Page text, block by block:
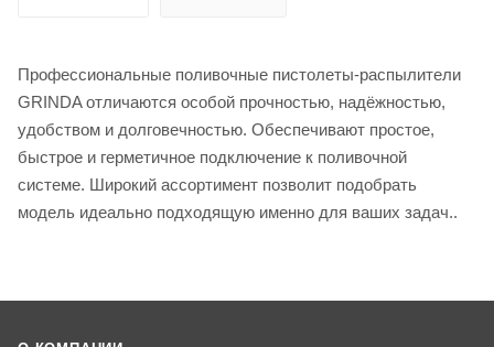
Профессиональные поливочные пистолеты-распылители
GRINDA отличаются особой прочностью, надёжностью,
удобством и долговечностью. Обеспечивают простое,
быстрое и герметичное подключение к поливочной
системе. Широкий ассортимент позволит подобрать
модель идеально подходящую именно для ваших задач..